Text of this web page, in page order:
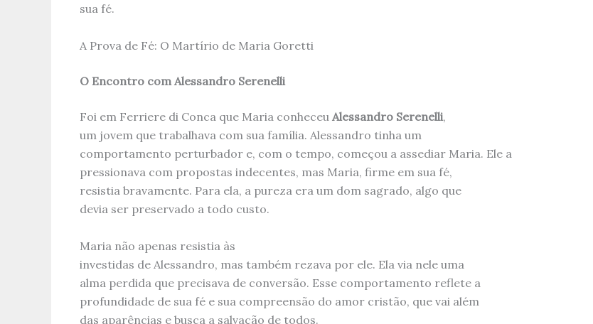
sua fé.
A Prova de Fé: O Martírio de Maria Goretti
O Encontro com Alessandro Serenelli
Foi em Ferriere di Conca que Maria conheceu Alessandro Serenelli,
um jovem que trabalhava com sua família. Alessandro tinha um
comportamento perturbador e, com o tempo, começou a assediar Maria. Ele a
pressionava com propostas indecentes, mas Maria, firme em sua fé,
resistia bravamente. Para ela, a pureza era um dom sagrado, algo que
devia ser preservado a todo custo.
Maria não apenas resistia às
investidas de Alessandro, mas também rezava por ele. Ela via nele uma
alma perdida que precisava de conversão. Esse comportamento reflete a
profundidade de sua fé e sua compreensão do amor cristão, que vai além
das aparências e busca a salvação de todos.